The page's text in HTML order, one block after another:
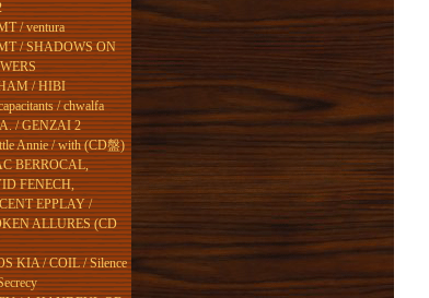
/ ventura
/ SHADOWS ON
/ HIBI
/ chwalfa
/ GENZAI 2
Annie / with (CD盤)
BERROCAL,
FENECH,
EPPLAY /
ALLURES (CD
KIA / COIL / Silence